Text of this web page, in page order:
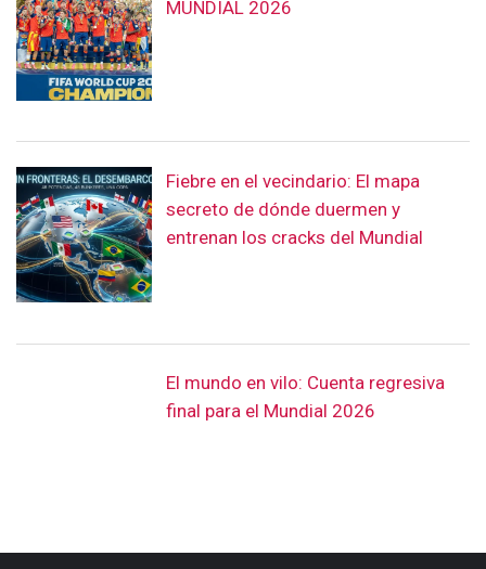
MUNDIAL 2026
Fiebre en el vecindario: El mapa
secreto de dónde duermen y
entrenan los cracks del Mundial
El mundo en vilo: Cuenta regresiva
final para el Mundial 2026